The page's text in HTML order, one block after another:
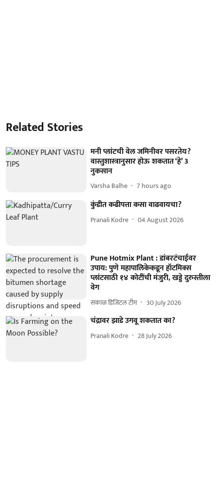
Related Stories
मनी प्लांटची वेल जमिनीवर पसरतेय?
वास्तुशास्त्रानुसार होऊ शकतात ‘हे’ 3
नुकसान
Varsha Balhe 7 hours ago
कुंडीत कढीपत्ता कसा वाढवायचा?
Pranali Kodre 04 August 2026
Pune Hotmix Plant : डांबरटंचाईवर
उपाय: पुणे महापालिकेकडून हॉटमिक्स
प्लांटसाठी १४ कोटींची मंजुरी, खड्डे दुरुस्तीला
वेग
सकाळ डिजिटल टीम 30 July 2026
चंद्रावर झाडे उगवू शकतात का?
Pranali Kodre 28 July 2026